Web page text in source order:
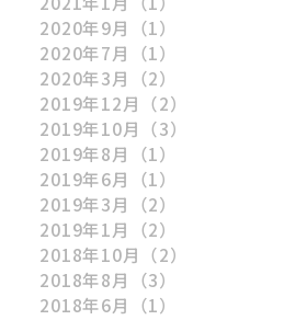
2020年9月
（1）
2020年7月
（1）
2020年3月
（2）
2019年12月 （2）
2019年10月 （3）
2019年8月
（1）
2019年6月
（1）
2019年3月
（2）
2019年1月
（2）
2018年10月 （2）
2018年8月
（3）
2018年6月
（1）